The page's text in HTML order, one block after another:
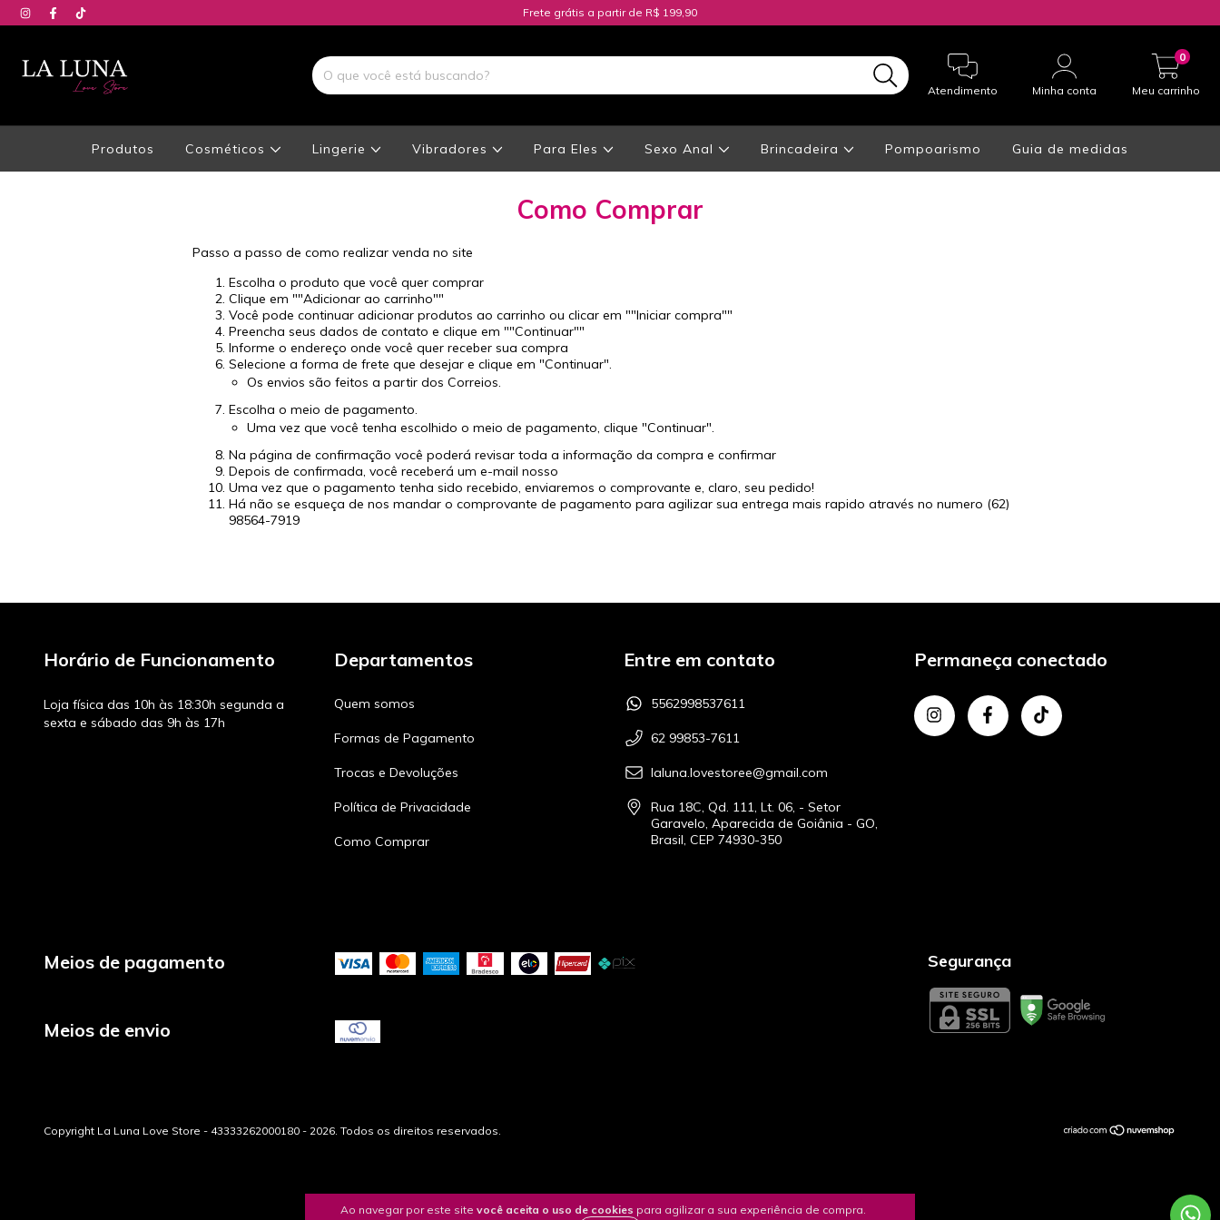
Frete grátis a partir de R$ 199,90
Atendimento Minha conta Meu carrinho
0
Produtos Cosméticos Lingerie Vibradores Para Eles Sexo Anal Brincadeira Pompoarismo Guia de medidas
Ao navegar por este site você aceita o uso de cookies para agilizar a sua experiência de compra.
Como Comprar
Passo a passo de como realizar venda no site
Escolha o produto que você quer comprar
Clique em ""Adicionar ao carrinho""
Você pode continuar adicionar produtos ao carrinho ou clicar em ""Iniciar compra""
Preencha seus dados de contato e clique em ""Continuar""
Informe o endereço onde você quer receber sua compra
Selecione a forma de frete que desejar e clique em "Continuar".
Os envios são feitos a partir dos Correios.
Escolha o meio de pagamento.
Uma vez que você tenha escolhido o meio de pagamento, clique "Continuar".
Na página de confirmação você poderá revisar toda a informação da compra e confirmar
Depois de confirmada, você receberá um e-mail nosso
Uma vez que o pagamento tenha sido recebido, enviaremos o comprovante e, claro, seu pedido!
Há não se esqueça de nos mandar o comprovante de pagamento para agilizar sua entrega mais rapido através no numero (62)
98564-7919
Horário de Funcionamento
Loja física das 10h às 18:30h segunda a
sexta e sábado das 9h às 17h
Departamentos
Quem somos
Formas de Pagamento
Trocas e Devoluções
Política de Privacidade
Como Comprar
Entre em contato
5562998537611
62 99853-7611
laluna.lovestoree@gmail.com
Rua 18C, Qd. 111, Lt. 06, - Setor
Garavelo, Aparecida de Goiânia - GO,
Brasil, CEP 74930-350
Permaneça conectado
Meios de pagamento
Meios de envio
Segurança
Copyright La Luna Love Store - 43333262000180 - 2026. Todos os direitos reservados.